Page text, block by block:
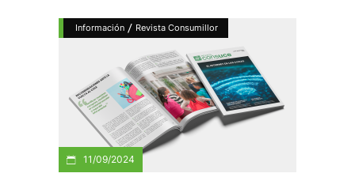
Información / Revista Consumillor
11/09/2024